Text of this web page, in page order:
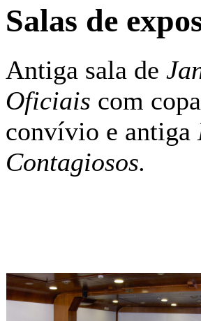
Salas de
Antiga sala de
Oficiais com
convívio e antiga
Contagiosos.